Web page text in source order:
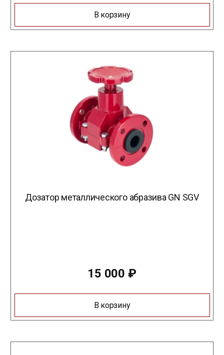
В корзину
Дозатор металлического абразива GN SGV
15 000 ₽
В корзину